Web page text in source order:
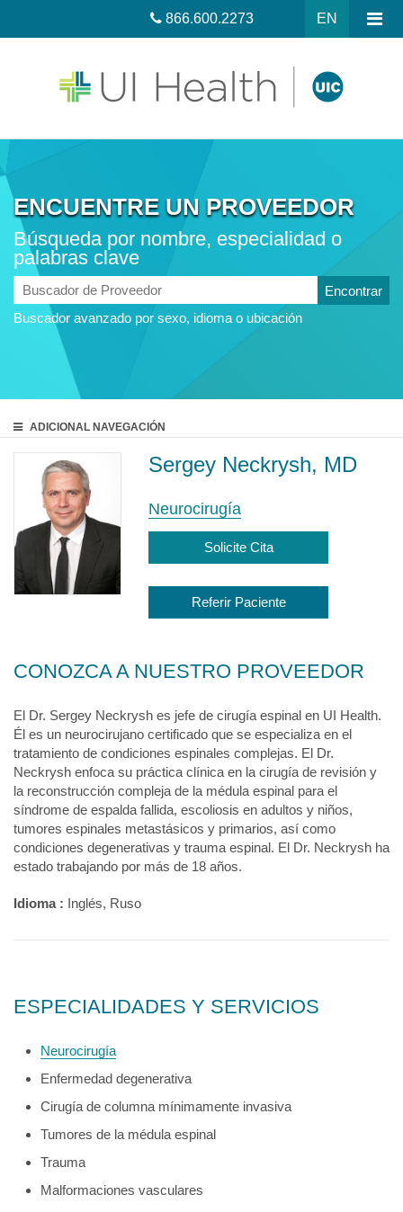
EN
866.600.2273
ENCUENTRE UN PROVEEDOR
Búsqueda por nombre, especialidad o
palabras clave
Buscador
de
Proveedor
Buscador avanzado por sexo, idioma o ubicación
ADICIONAL NAVEGACIÓN
Sergey Neckrysh, MD
Neurocirugía
Solicite Cita
Referir Paciente
CONOZCA A NUESTRO PROVEEDOR
El Dr. Sergey Neckrysh es jefe de cirugía espinal en UI Health.
Él es un neurocirujano certificado que se especializa en el
tratamiento de condiciones espinales complejas. El Dr.
Neckrysh enfoca su práctica clínica en la cirugía de revisión y
la reconstrucción compleja de la médula espinal para el
síndrome de espalda fallida, escoliosis en adultos y niños,
tumores espinales metastásicos y primarios, así como
condiciones degenerativas y trauma espinal. El Dr. Neckrysh ha
estado trabajando por más de 18 años.
Idioma : Inglés, Ruso
ESPECIALIDADES Y SERVICIOS
Neurocirugía
Enfermedad degenerativa
Cirugía de columna mínimamente invasiva
Tumores de la médula espinal
Trauma
Malformaciones vasculares